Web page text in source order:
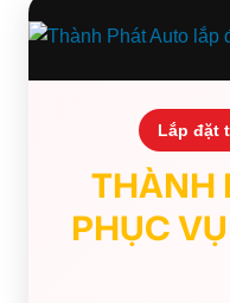
Lắp đặt
THÀNH
PHỤC